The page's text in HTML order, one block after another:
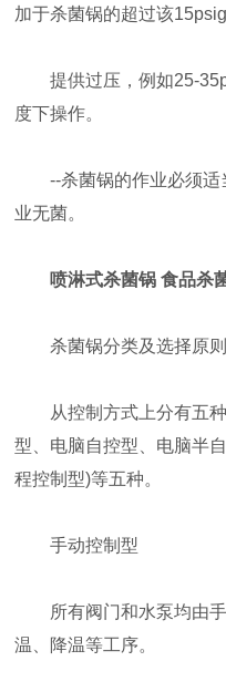
加于杀菌锅的超过该
提供过压，例如25-
度下操作。
--杀菌锅的作业必须适
业无菌。
喷淋式杀菌锅 食品杀
杀菌锅分类及选择原
从控制方式上分有五种
型、电脑自控型、电脑半
程控制型)等五种。
手动控制型
所有阀门和水泵均由手
温、降温等工序。